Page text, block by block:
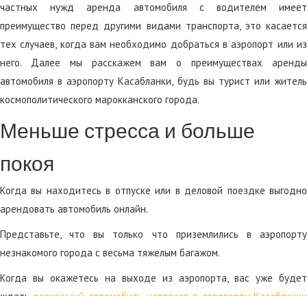
частных нужд аренда автомобиля с водителем имеет
преимущество перед другими видами транспорта, это касается
тех случаев, когда вам необходимо добраться в аэропорт или из
него. Далее мы расскажем вам о преимуществах аренды
автомобиля в аэропорту Касабланки, будь вы турист или житель
космополитического марокканского города.
Меньше стресса и больше
покоя
Когда вы находитесь в отпуске или в деловой поездке выгодно
арендовать автомобиль онлайн.
Представьте, что вы только что приземлились в аэропорту
незнакомого города с весьма тяжелым багажом.
Когда вы окажетесь на выходе из аэропорта, вас уже будет